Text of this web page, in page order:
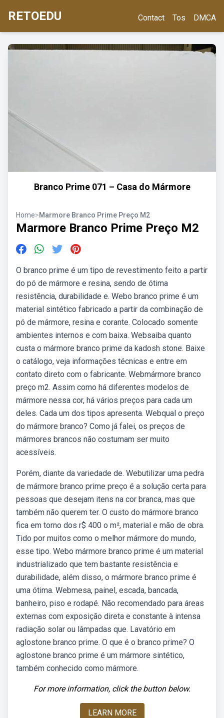
RETOEDU Contact Tos DMCA
Branco Prime 071 – Casa do Mármore
Home>Marmore Branco Prime Preço M2
Marmore Branco Prime Preço M2
O branco prime é um tipo de revestimento feito a partir
do pó de mármore e resina, sendo de ótima
resistência, durabilidade e. Webo branco prime é um
material sintético fabricado a partir da combinação de
pó de mármore, resina e corante. Colocado somente
ambientes internos e com baixa. Websaiba quanto
custa o mármore branco prime da kadosh stone. Baixe
o catálogo, veja informações técnicas e entre em
contato direto com o fabricante. Webmármore branco
preço m2. Assim como há diferentes modelos de
mármore nessa cor, há vários preços para cada um
deles. Cada um dos tipos apresenta. Webqual o preço
do mármore branco? Como já falei, os preços de
mármores brancos não costumam ser muito
acessíveis.
Porém, diante da variedade de. Webutilizar uma pedra
de mármore branco prime preço é a solução certa para
pessoas que desejam itens na cor branca, mas que
também não querem ter. O custo do mármore branco
fica em torno dos r$ 400 o m², material e mão de obra.
Tido por muitos como o melhor mármore do mundo,
esse tipo. Webo mármore branco prime é um material
industrializado que tem bastante resistência e
durabilidade, além disso, o mármore branco prime é
uma ótima. Webmesa, painel, escada, bancada,
banheiro, piso e rodapé. Não recomendado para áreas
externas com exposição direta e constante à intensa
radiação solar ou lâmpadas que. Lavatório em
aglostone branco prime. O que é o branco prime? O
aglostone branco prime é um mármore sintético,
também conhecido como mármore.
For more information, click the button below.
LEARN MORE